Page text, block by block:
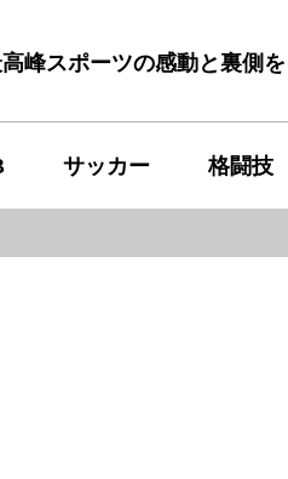
峰スポーツの感動と裏側
サッカー 格闘技